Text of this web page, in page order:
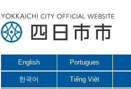
English Portugues
한국어 Tiếng Việt